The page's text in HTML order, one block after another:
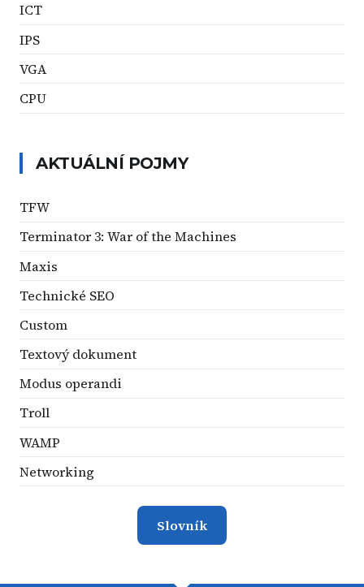
ICT
IPS
VGA
CPU
AKTUÁLNÍ POJMY
TFW
Terminator 3: War of the Machines
Maxis
Technické SEO
Custom
Textový dokument
Modus operandi
Troll
WAMP
Networking
Slovník